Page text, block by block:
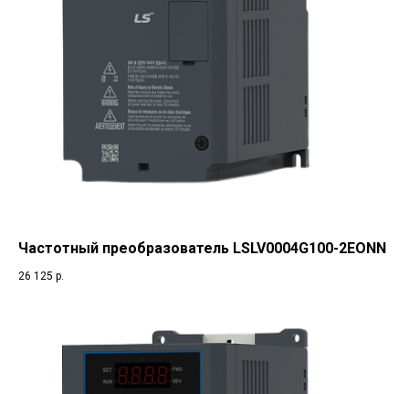
Частотный преобразователь LSLV0004G100-2EONN
26 125 р.